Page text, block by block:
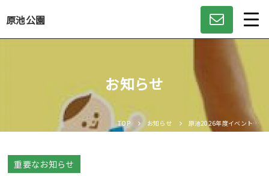
原池公園
日本語
English
お知らせ
TOP お知らせ 原池2026年度イベントカレンダー
重要なお知らせ